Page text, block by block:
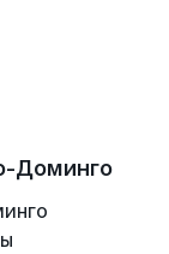
Доминго